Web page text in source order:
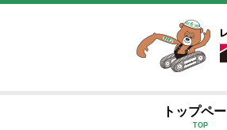
トップペ
TOP